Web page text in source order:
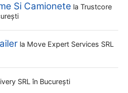
Si Camionete la Trustcore
la Move Expert Services SRL
SRL în București